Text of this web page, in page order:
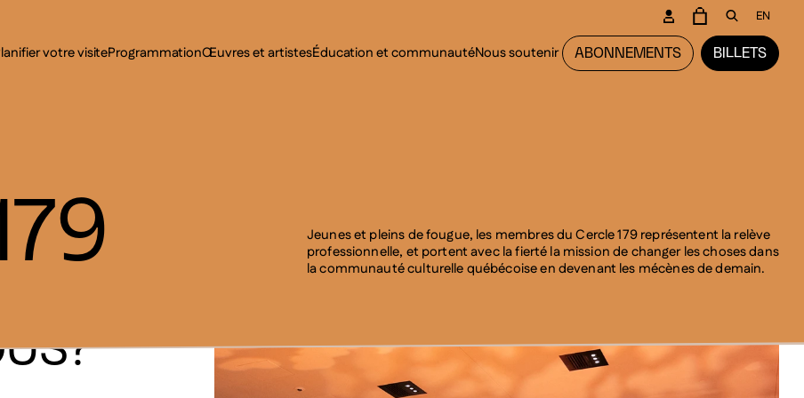
MENU PRINCIPAL
votre visiteProgrammationŒuvres et artistesÉducation et communautéNous soutenir BILLETS
ABONNEMENTS
SECONDAIRE
PANIEROUVRIR
EN
Jeunes et pleins de fougue, les membres du Cercle 179 représentent la relève
professionnelle, et portent avec la fierté la mission de changer les choses dans
la communauté culturelle québécoise en devenant les mécènes de demain.